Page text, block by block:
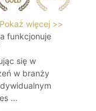
Pokaż więcej >>
funkcjonuje
się w
w branży
...